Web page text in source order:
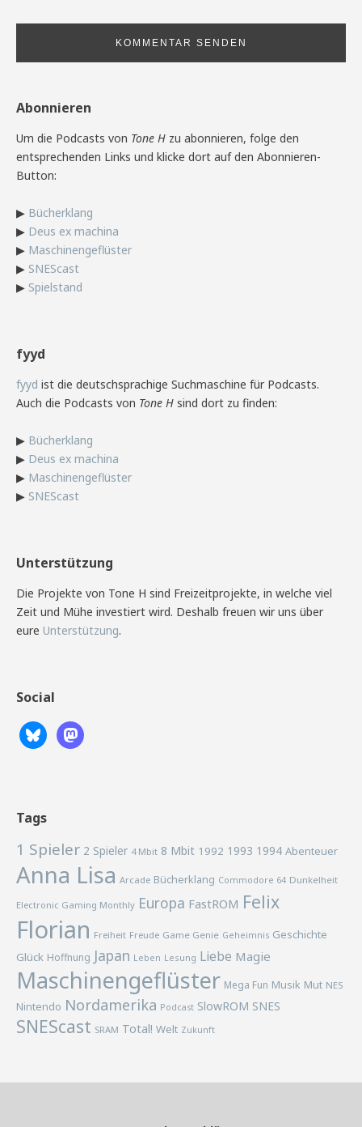
Abonnieren
Um die Podcasts von Tone H zu abonnieren, folge den
entsprechenden Links und klicke dort auf den Abonnieren-
Button:
▶ Bücherklang
▶ Deus ex machina
▶ Maschinengeflüster
▶ SNEScast
▶ Spielstand
fyyd
fyyd ist die deutschsprachige Suchmaschine für Podcasts.
Auch die Podcasts von Tone H sind dort zu finden:
▶ Bücherklang
▶ Deus ex machina
▶ Maschinengeflüster
▶ SNEScast
Unterstützung
Die Projekte von Tone H sind Freizeitprojekte, in welche viel
Zeit und Mühe investiert wird. Deshalb freuen wir uns über
eure Unterstützung.
Social
Tags
1 Spieler 2 Spieler 4 Mbit 8 Mbit 1992 1993 1994 Abenteuer
Anna Lisa Arcade Bücherklang Commodore 64 Dunkelheit
Electronic Gaming Monthly Europa FastROM Felix
Florian Freiheit Freude Game Genie Geheimnis Geschichte
Glück Hoffnung Japan Leben Lesung Liebe Magie
Maschinengeflüster Mega Fun Musik Mut NES
Nintendo Nordamerika Podcast SlowROM SNES
SNEScast SRAM Total! Welt Zukunft